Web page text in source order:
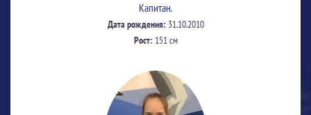
Капитан.
Дата рождения: 31.10.2010
Рост: 151 см